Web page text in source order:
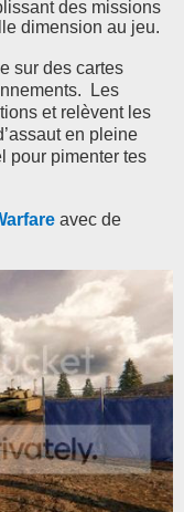
des missions
dimension au jeu.
sur des cartes
Les
et relèvent les
en pleine
pour pimenter tes
avec de